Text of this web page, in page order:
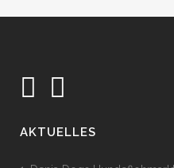
AKTUELLES